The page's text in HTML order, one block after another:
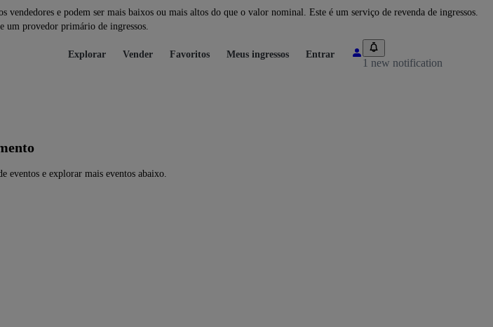
e podem ser mais baixos ou mais altos do que o valor nominal. Este é um serviço de revenda de ingressos.
um provedor primário de ingressos.
Explorar Vender Favoritos Meus ingressos Entrar
1 new notification
eventos e explorar mais eventos abaixo.